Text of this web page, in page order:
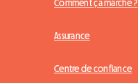
Comment ça marche ?
Assurance
Centre de confiance